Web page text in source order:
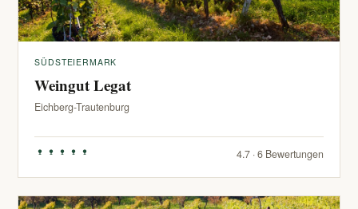
SÜDSTEIERMARK
Weingut Legat
Eichberg-Trautenburg
4.7 · 6 Bewertungen